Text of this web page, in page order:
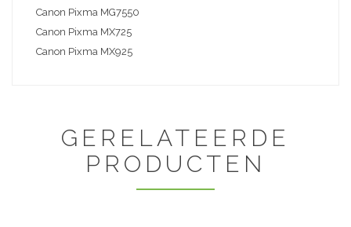
Canon Pixma MG7550
Canon Pixma MX725
Canon Pixma MX925
GERELATEERDE
PRODUCTEN